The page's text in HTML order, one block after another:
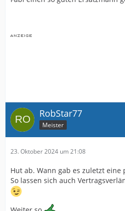
RobStar77
Meister
23. Oktober 2024 um 21:08
Hut ab. Wann gab es zuletzt eine
So lassen sich auch